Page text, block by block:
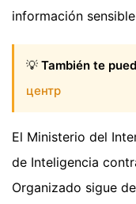
información
💡 También te
центр
El Ministerio del
de Inteligencia
Organizado sigue